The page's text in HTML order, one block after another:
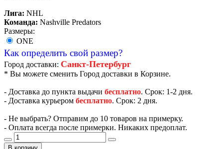
Лига: NHL
Команда: Nashville Predators
Размеры:
ONE
Как определить свой размер?
Город доставки: Санкт-Петербург
* Вы можете сменить Город доставки в Корзине.
- Доставка до пункта выдачи бесплатно. Срок: 1-2 дня.
- Доставка курьером бесплатно. Срок: 2 дня.
- Не выбрать? Отправим до 10 товаров на примерку.
- Оплата всегда после примерки. Никаких предоплат.